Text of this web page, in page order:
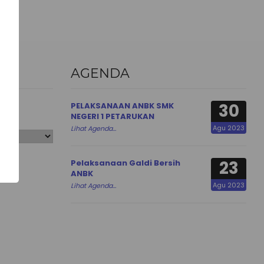
AGENDA
30
Agu 2023
PELAKSANAAN ANBK SMK
NEGERI 1 PETARUKAN
Lihat Agenda...
23
Agu 2023
Pelaksanaan Galdi Bersih
ANBK
Lihat Agenda...